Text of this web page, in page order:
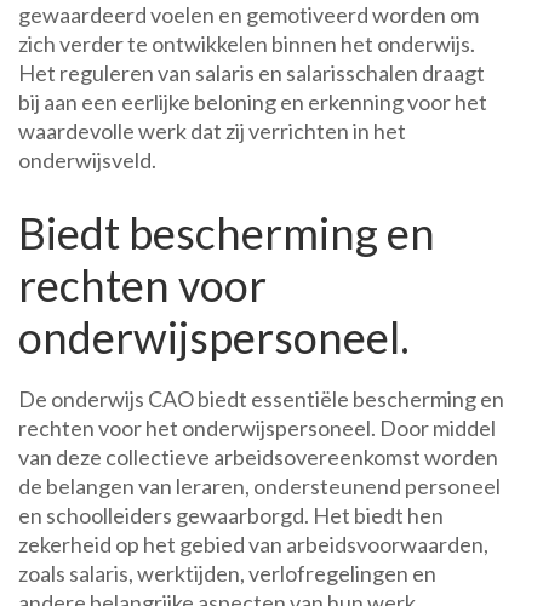
gewaardeerd voelen en gemotiveerd worden om
zich verder te ontwikkelen binnen het onderwijs.
Het reguleren van salaris en salarisschalen draagt
bij aan een eerlijke beloning en erkenning voor het
waardevolle werk dat zij verrichten in het
onderwijsveld.
Biedt bescherming en
rechten voor
onderwijspersoneel.
De onderwijs CAO biedt essentiële bescherming en
rechten voor het onderwijspersoneel. Door middel
van deze collectieve arbeidsovereenkomst worden
de belangen van leraren, ondersteunend personeel
en schoolleiders gewaarborgd. Het biedt hen
zekerheid op het gebied van arbeidsvoorwaarden,
zoals salaris, werktijden, verlofregelingen en